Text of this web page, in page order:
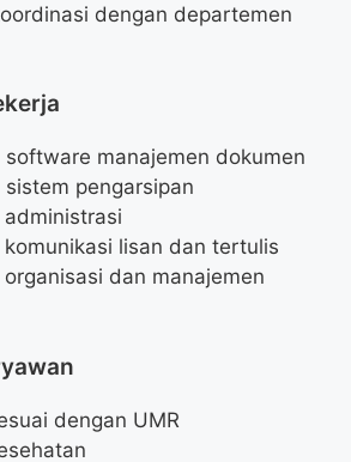
dengan departemen
software manajemen dokumen
sistem pengarsipan
administrasi
komunikasi lisan dan tertulis
organisasi dan manajemen
dengan UMR